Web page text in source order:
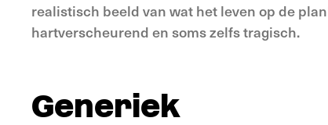
realistisch beeld van wat het leven op de
hartverscheurend en soms zelfs tragisch.
Generiek